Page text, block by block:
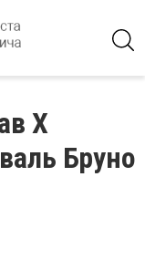
Х
Бруно